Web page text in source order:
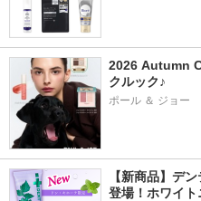
2026 Autumn
クルック♪
ポール ＆ ジョー
【新商品】デ
登場！ホワイ